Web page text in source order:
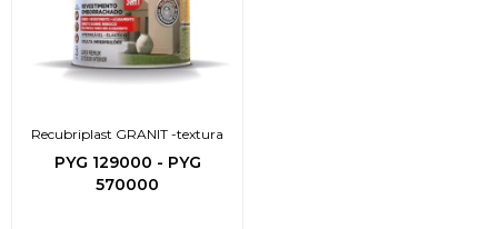
Recubriplast GRANIT -textura
PYG 129000 - PYG
570000